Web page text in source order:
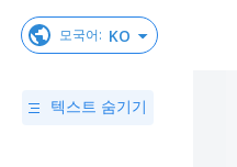
모국어: KO
텍스트 숨기기